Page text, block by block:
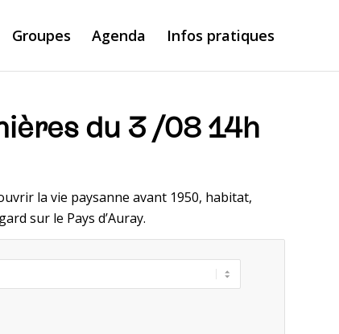
Groupes Agenda Infos pratiques
du 3 /08 14h
la vie paysanne avant 1950, habitat,
sur le Pays d’Auray.